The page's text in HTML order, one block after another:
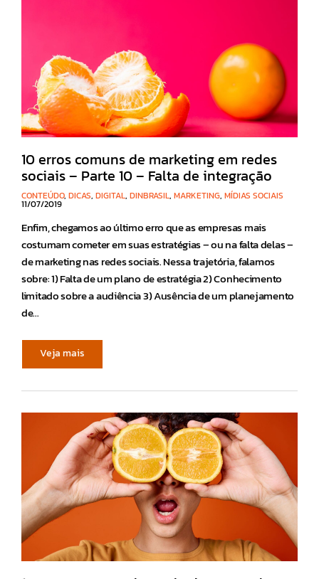
10 erros comuns de marketing em redes
sociais – Parte 10 – Falta de integração
CONTEÚDO, DICAS, DIGITAL, DINBRASIL, MARKETING, MÍDIAS SOCIAIS
11/07/2019
Enfim, chegamos ao último erro que as empresas mais
costumam cometer em suas estratégias – ou na falta delas –
de marketing nas redes sociais. Nessa trajetória, falamos
sobre: 1) Falta de um plano de estratégia 2) Conhecimento
limitado sobre a audiência 3) Ausência de um planejamento
de…
Veja mais